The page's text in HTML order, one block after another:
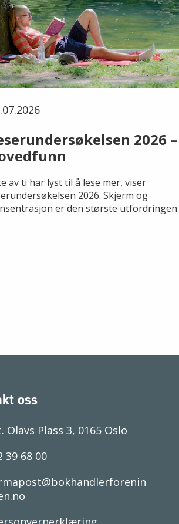
2026 –
av ti har lyst til å lese mer, viser
2026. Skjerm og
er den største utfordringen.
oss
Olavs Plass 3, 0165 Oslo
39 68 00